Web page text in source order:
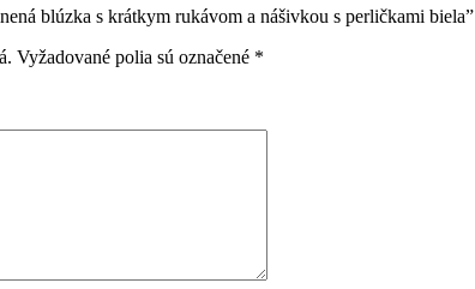
blúzka s krátkym rukávom a nášivkou s perličkami biela”
Vyžadované polia sú označené *